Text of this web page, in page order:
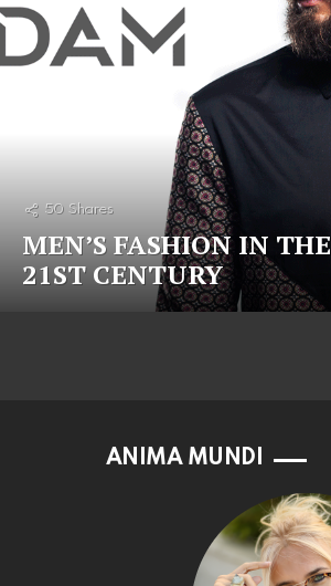
50 Shares
MEN’S FASHION IN THE
21ST CENTURY
ANIMA MUNDI